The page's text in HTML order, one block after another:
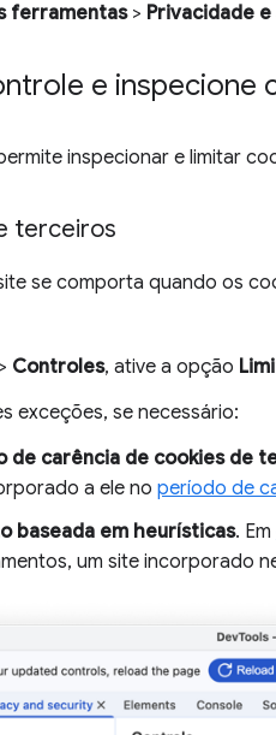
ferramentas> Privacidade
e inspecione
inspecionar e limitar
terceiros
se comporta quando os
> Controles, ative a opção
exceções, se necessário:
de carência de cookies de
a ele no período de
baseada em heurísticas. Em
um site incorporado